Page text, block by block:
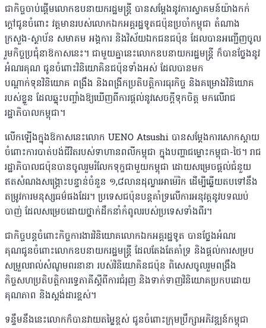
ជាកិច្ចចាប់ផ្ដើមលោកឧបនាយករដ្ឋមន្ត្រី បានសម្តែងនូវការស្វាគមន៍យ៉ាងកក់
ក្តៅជូនចំពោះ វត្តមានរបស់លោកឯកអគ្គរដ្ឋទូតជប៉ុនប្រចាំកម្ពុជា តំណាង
ក្រសួង-ស្ថាប័ន សមាគម អង្គការ និងវិស័យឯកជនជប៉ុន ដែលបានអញ្ជើញចូល
រួមកិច្ចប្រជុំនាឱកាសនេះ។ ជាមួយគ្នានេះលោកឧបនាយករដ្ឋមន្ត្រី ក៏បានថ្លែងនូវ
អំណរគុណ ជូនចំពោះវិនិយោគិនជប៉ុនទាំងអស់ ដែលបានមក
បណ្តាក់ទុនវិនិយោគ ពង្រឹង និងពង្រីកប្រតិបត្តិការធុរកិច្ច និងគម្រោងវិនិយោគ
របស់ខ្លួន ដែលឆ្លុះបញ្ចាំងឱ្យឃើញពីការផ្តល់នូវសេចក្តីទុកចិត្ត មកលើរាជ
រដ្ឋាភិបាលកម្ពុជា។
លើកឡើងក្នុងឱកាសនេះលោក UENO Atsushi បានសម្ដែងការសោកស្ដាយ
ចំពោះការបាត់បង់ជីវិតរបស់ទាហានពលីកម្ពុជា ក្នុងបញ្ហាជម្លោះកម្ពុជា-ថៃ។ រាជ
រដ្ឋាភិបាលជប៉ុនបានចូលរួមរំលែកទុក្ខជាមួយកម្ពុជា ដោយសម្រេចផ្តល់ជំនួយ
ឥតសំណងសង្គ្រោះបន្ទាន់ចំនួន ១,៨លានដុល្លារអាម៉េរិក ដើម្បីឆ្លើយតបទៅនឹង
តម្រូវការមនុស្សធម៌ផងដែរ។ ប្រទេសជប៉ុនបន្តគាំទ្រលើការអនុវត្តនូវបទឈប់
បាញ់ ដែលសម្រេចដោយថ្នាក់ដឹកនាំកំពូលរបស់ប្រទេសទាំងពីរ។
ជាកិច្ចបន្តចំពោះកិច្ចការងារវិនិយោគលោកឯកអគ្គរដ្ឋទូត បានថ្លែងអំណរ
គុណជូនចំពោះលោកឧបនាយករដ្ឋមន្ត្រី ដែលតែងតែគាំទ្រ និងផ្ដល់ការសម្រប
សម្រួលរាល់សំណូមពរនានា របស់វិនិយោគិនជប៉ុន ពិសេសចូលរួមពង្រឹង
កិច្ចសហប្រតិបត្តិការទ្វេភាគីស្តីពីការជំរុញ និងទាក់ទាញវិនិយោគប្រកបដោយ
គុណភាព និងស្តង់ដារខ្ពស់។
ទន្ទឹមនឹងនេះលោកក៏បានវាយតម្លៃខ្ពស់ ជូនចំពោះក្រុមប្រឹក្សាអភិវឌ្ឍន៍កម្ពុជា